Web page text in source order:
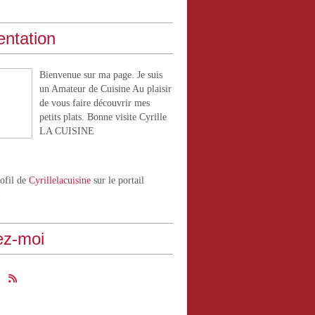
Bienvenue sur ma page. Je suis
un Amateur de Cuisine Au plaisir
de vous faire découvrir mes
petits plats. Bonne visite Cyrille
LA CUISINE
de Cyrillelacuisine sur le portail
moi